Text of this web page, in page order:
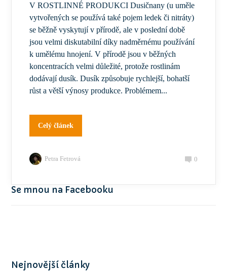
V ROSTLINNÉ PRODUKCI Dusičnany (u uměle
vytvořených se používá také pojem ledek či nitráty)
se běžně vyskytují v přírodě, ale v poslední době
jsou velmi diskutabilní díky nadměrnému používání
k umělému hnojení. V přírodě jsou v běžných
koncentracích velmi důležité, protože rostlinám
dodávají dusík. Dusík způsobuje rychlejší, bohatší
růst a větší výnosy produkce. Problémem...
Celý článek
Petra Fetrová 0
Se mnou na Facebooku
Nejnovější články